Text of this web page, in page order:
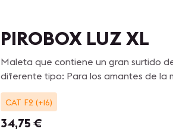
PIROBOX LUZ XL
Maleta que contiene un gran surtido
diferente tipo: Para los amantes de la
CAT F2 (+16)
34,75 €